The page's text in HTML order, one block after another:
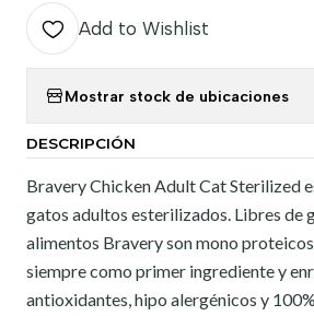
Add to Wishlist
Mostrar stock de ubicaciones
DESCRIPCIÓN
Bravery Chicken Adult Cat Sterilized
gatos adultos esterilizados. Libres de
alimentos Bravery son mono
siempre como primer ingrediente y
antioxidantes, hipo alergénicos y